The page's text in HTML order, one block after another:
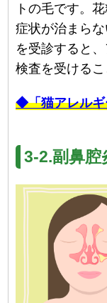
トの毛です。
症状が治まら
を受診すると
検査を受けるこ
◆「猫アレルギ
3-2.副鼻腔